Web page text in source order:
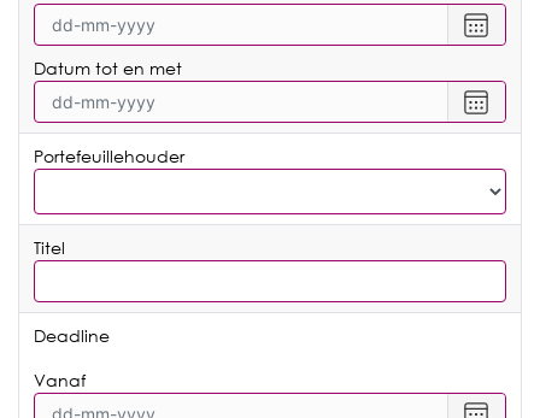
een
vanaf
Datum tot en met
een
tot
en
met
Portefeuillehouder
Titel
Deadline
vanaf